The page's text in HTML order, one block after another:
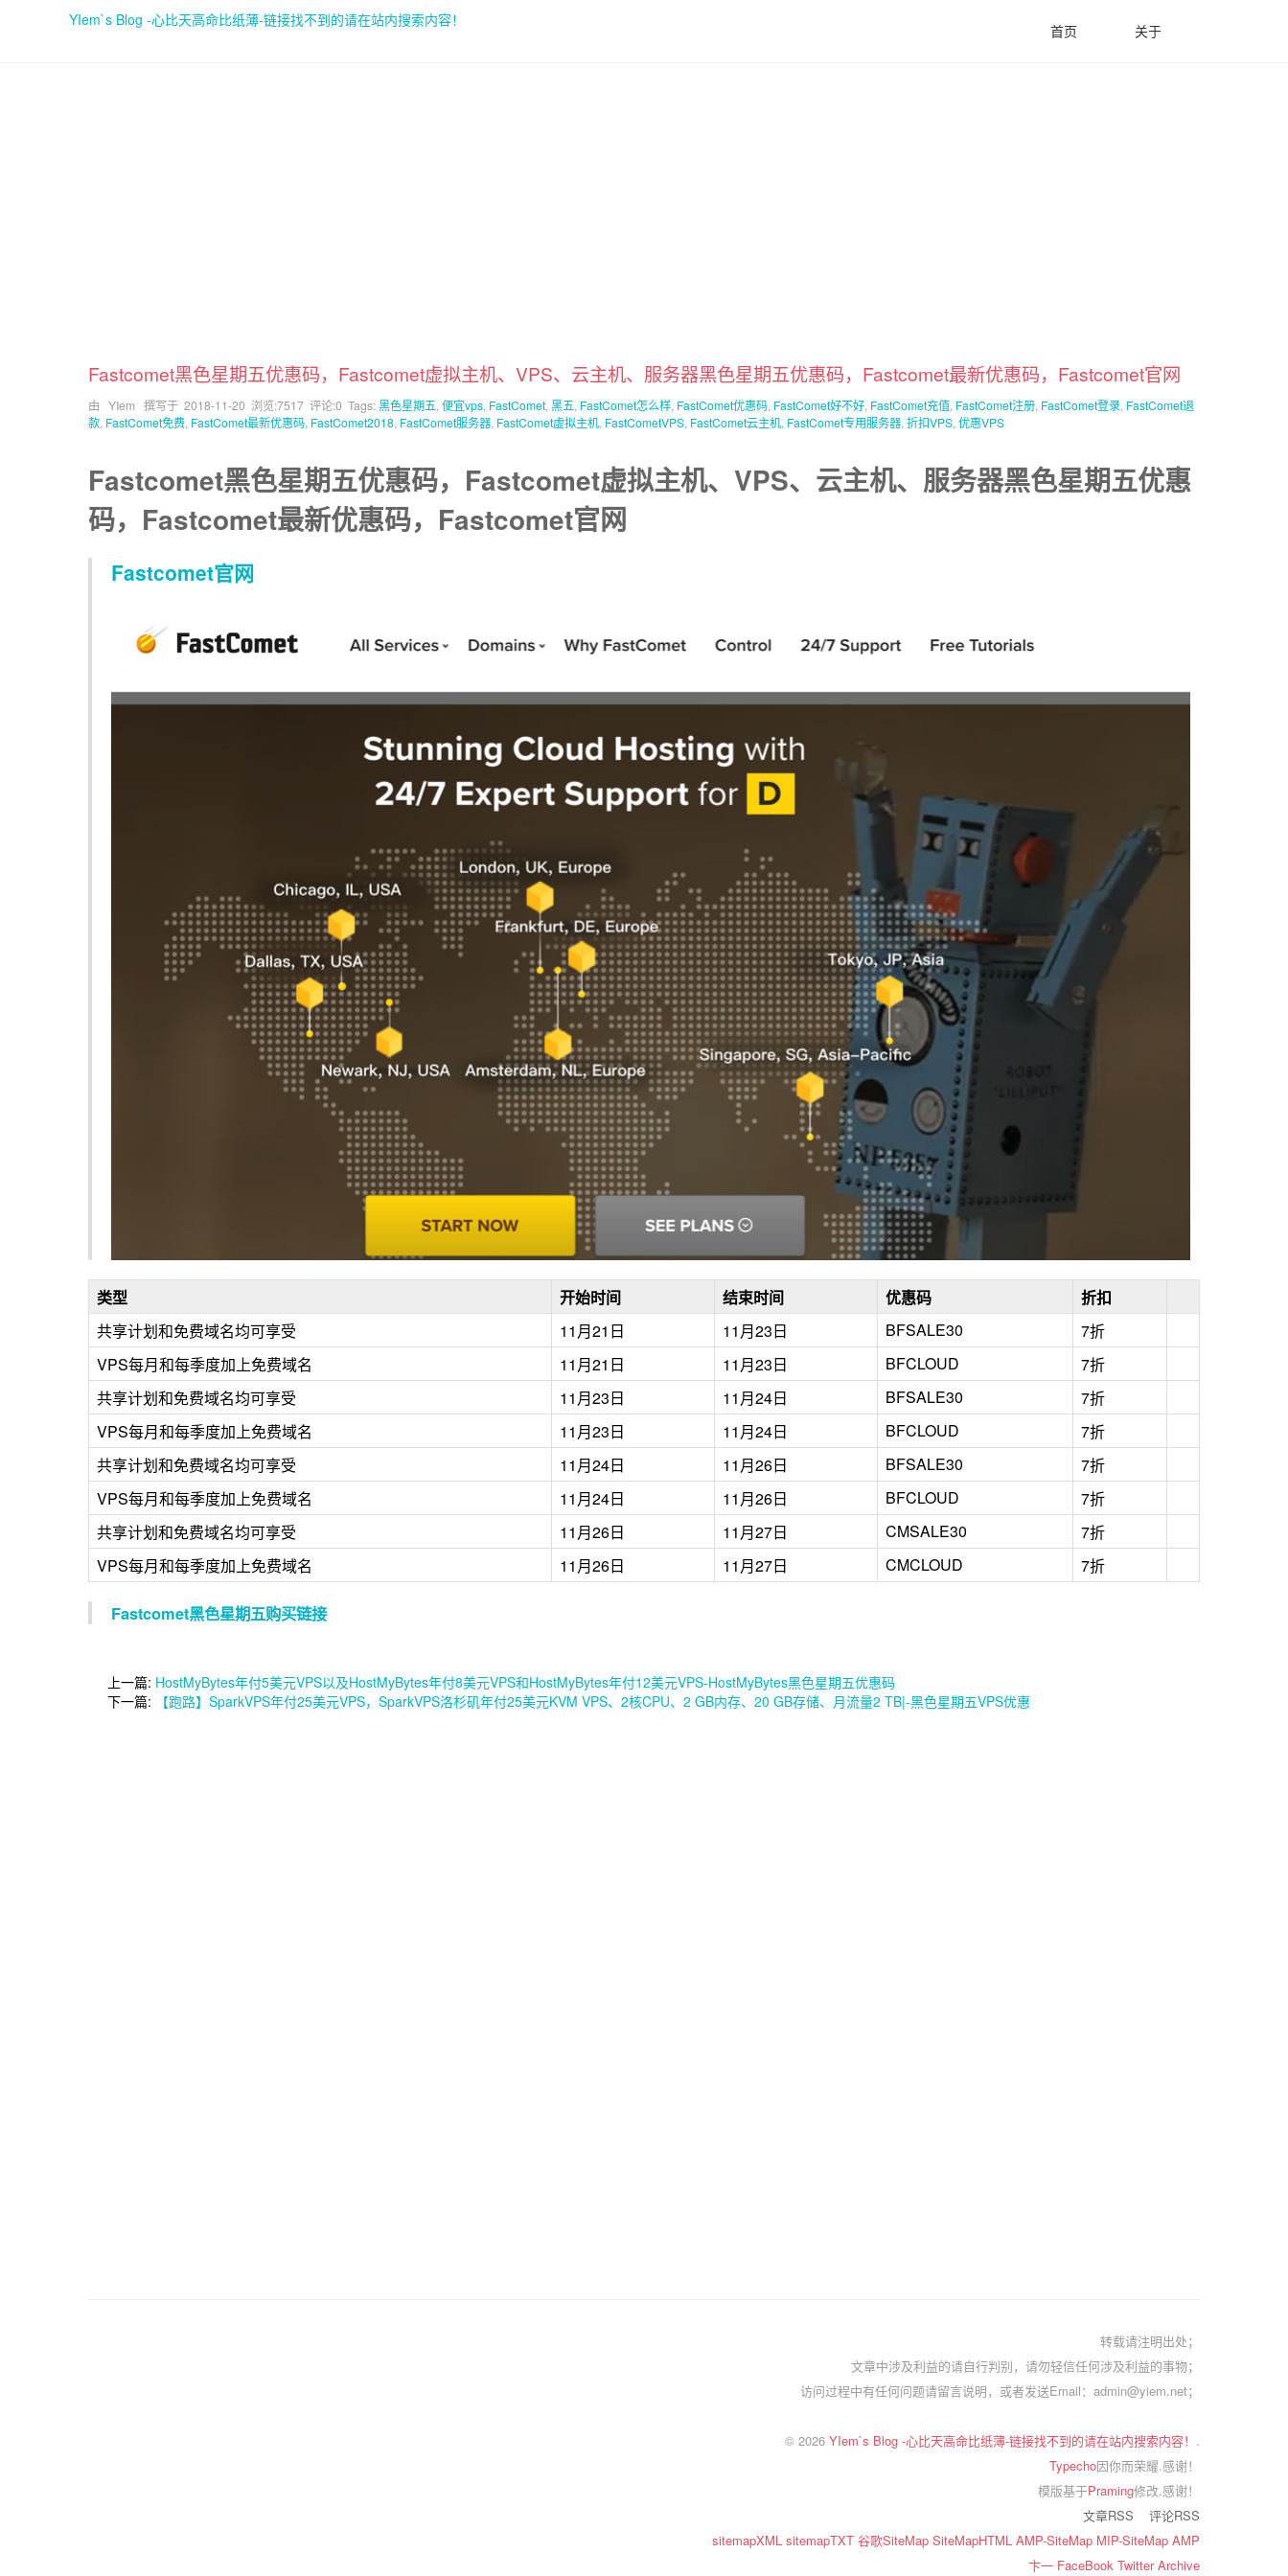
YIem`s Blog -心比天高命比纸薄-链接找不到的请在站内搜索内容！
首页 关于
Fastcomet黑色星期五优惠码，Fastcomet虚拟主机、VPS、云主机、服务器黑色星期五优惠码，Fastcomet最新优惠码，Fastcomet官网
由 YIem 撰写于 2018-11-20 浏览:7517 评论:0 Tags:黑色星期五, 便宜vps, FastComet, 黑五, FastComet怎么样, FastComet优惠码, FastComet好不好, FastComet充值, FastComet注册, FastComet登录, FastComet退
款, FastComet免费, FastComet最新优惠码, FastComet2018, FastComet服务器, FastComet虚拟主机, FastCometVPS, FastComet云主机, FastComet专用服务器, 折扣VPS, 优惠VPS
Fastcomet黑色星期五优惠码，Fastcomet虚拟主机、VPS、云主机、服务器黑色星期五优惠
码，Fastcomet最新优惠码，Fastcomet官网
Fastcomet官网
类型 开始时间 结束时间 优惠码
折扣
共享计划和免费域名均可享受
11月21日 11月23日 BFSALE30
7折
VPS每月和每季度加上免费域名
11月21日 11月23日 BFCLOUD
7折
共享计划和免费域名均可享受
11月23日 11月24日 BFSALE30
7折
VPS每月和每季度加上免费域名
11月23日 11月24日 BFCLOUD
7折
共享计划和免费域名均可享受
11月24日 11月26日 BFSALE30
7折
VPS每月和每季度加上免费域名
11月24日 11月26日 BFCLOUD
7折
共享计划和免费域名均可享受
11月26日 11月27日 CMSALE30
7折
VPS每月和每季度加上免费域名
11月26日 11月27日 CMCLOUD 7折
Fastcomet黑色星期五购买链接
上一篇: HostMyBytes年付5美元VPS以及HostMyBytes年付8美元VPS和HostMyBytes年付12美元VPS-HostMyBytes黑色星期五优惠码
下一篇:
【跑路】SparkVPS年付25美元VPS，SparkVPS洛杉矶年付25美元KVM VPS、2核CPU、2 GB内存、20 GB存储、月流量2 TB|-黑色星期五VPS优惠
转载请注明出处；
文章中涉及利益的请自行判别，请勿轻信任何涉及利益的事物；
访问过程中有任何问题请留言说明，或者发送Email：admin@yiem.net；
© 2026 YIem`s Blog -心比天高命比纸薄-链接找不到的请在站内搜索内容！ .
Typecho因你而荣耀.感谢！
模版基于Praming修改.感谢！
文章RSS
评论RSS
sitemapXML sitemapTXT 谷歌SiteMap SiteMapHTML AMP-SiteMap MIP-SiteMap AMP
卞一 FaceBook TwitterArchive